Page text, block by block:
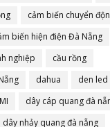
cảm biến chuyển
biến hiện điện Đà Nẵng
nghiệp
cầu rồng
dahua
den
dây cáp quang đà
dây nhảy quang đà nẵng